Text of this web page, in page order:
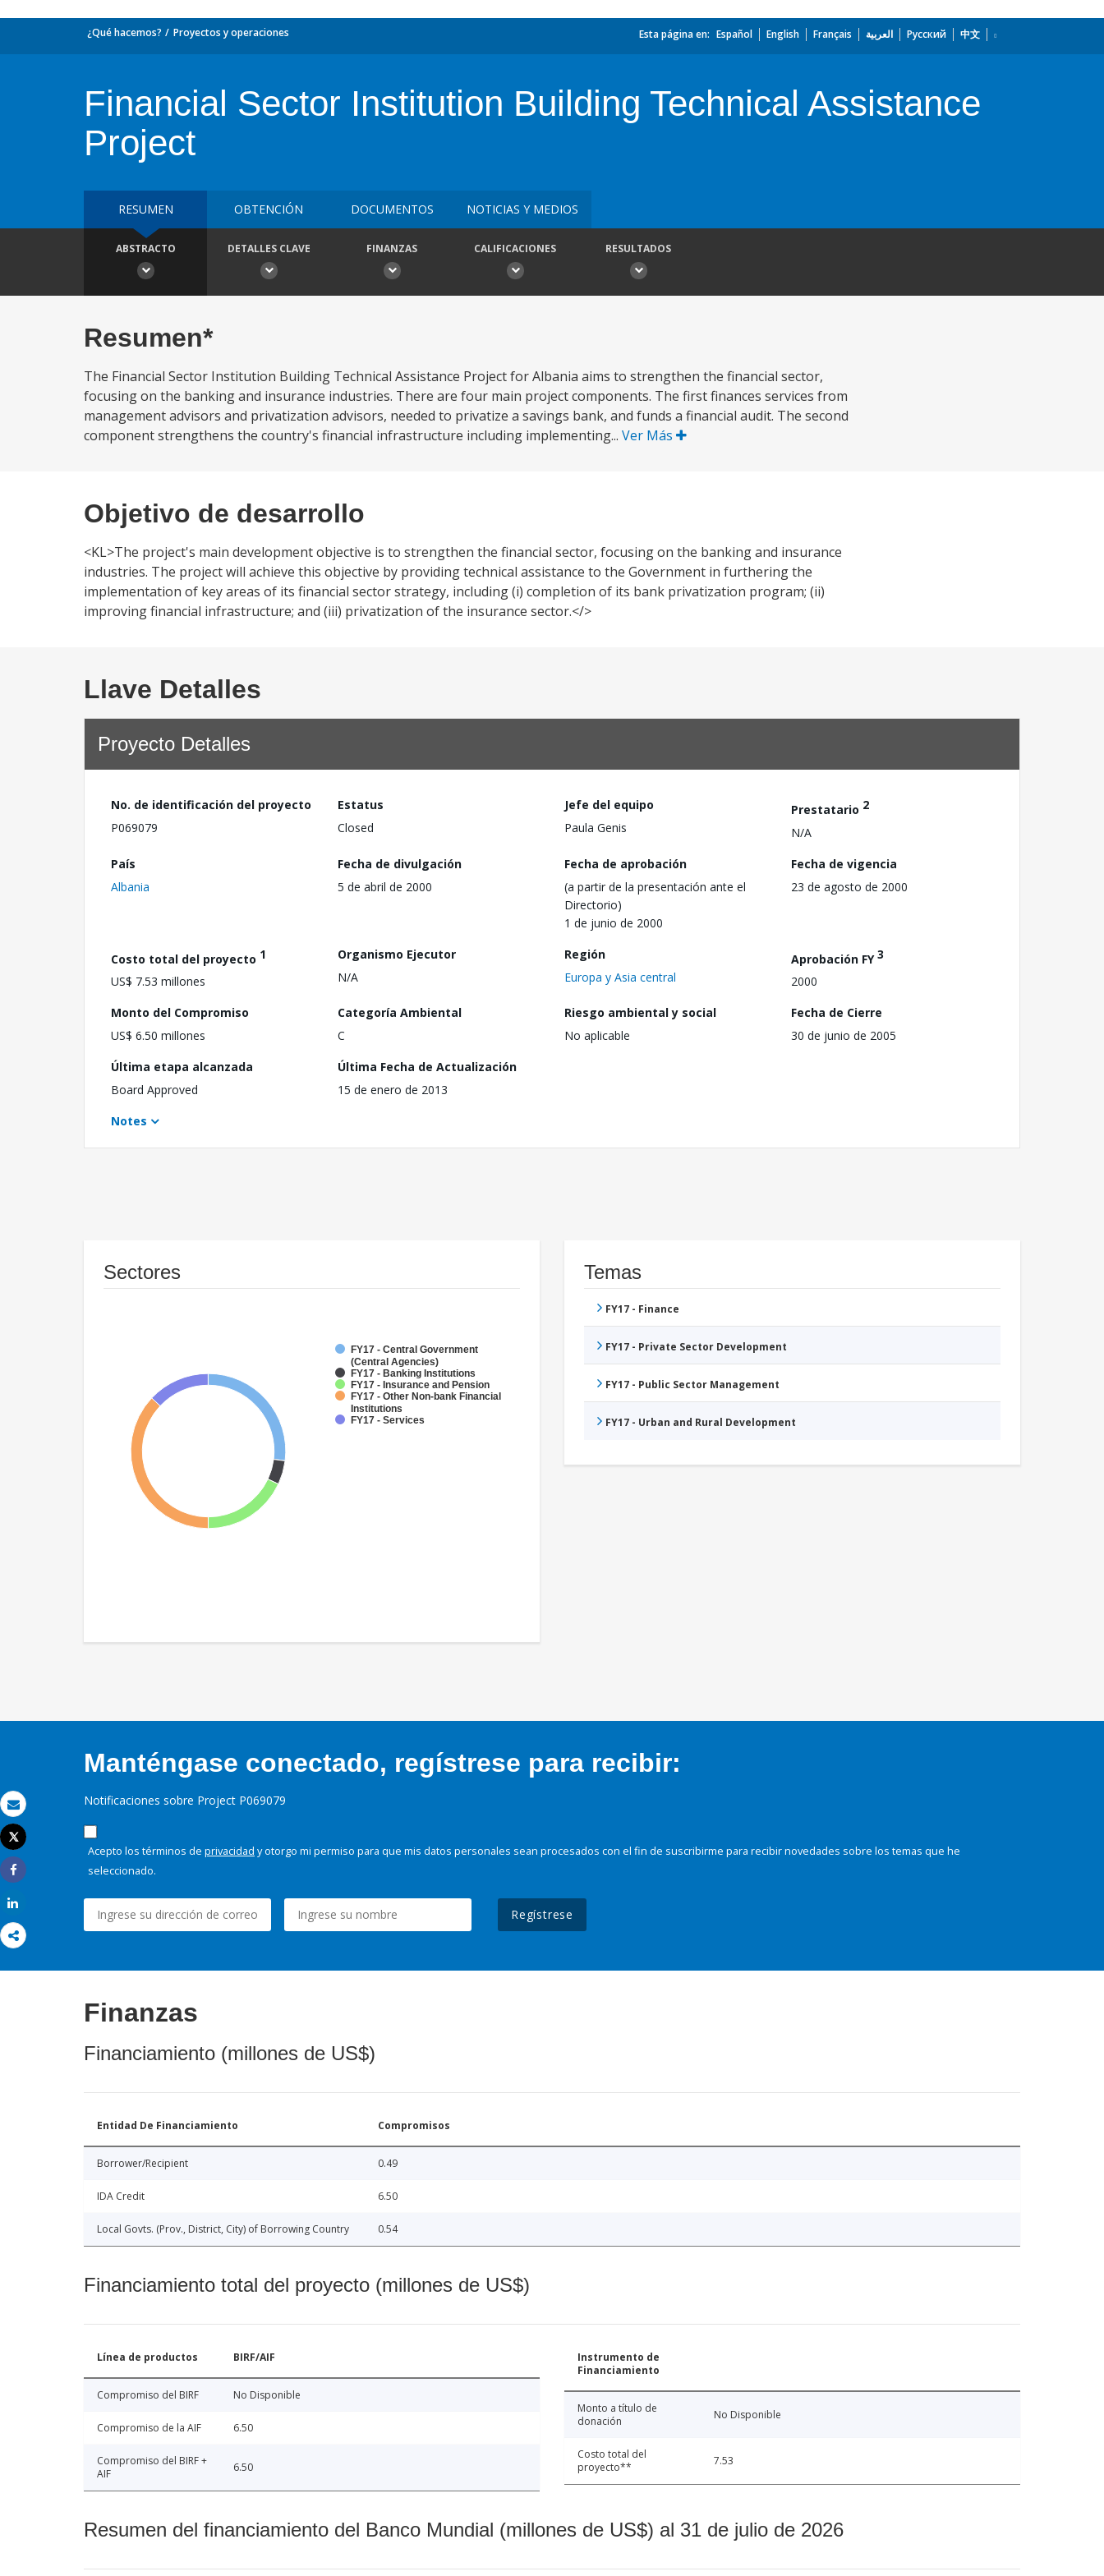
Correo electrónico
Imprimir
Tweet
Share
¿Qué hacemos? Proyectos y operaciones Esta página en: Español English Français العربية Русский 中文
Financial Sector Institution Building Technical Assistance
Project
RESUMEN OBTENCIÓN DOCUMENTOS NOTICIAS Y MEDIOS
ABSTRACTO DETALLES CLAVE FINANZAS CALIFICACIONES RESULTADOS
Resumen*
The Financial Sector Institution Building Technical Assistance Project for Albania aims to strengthen the financial sector,
focusing on the banking and insurance industries. There are four main project components. The first finances services from
management advisors and privatization advisors, needed to privatize a savings bank, and funds a financial audit. The second
component strengthens the country's financial infrastructure including implementing... Ver Más
Objetivo de desarrollo
<KL>The project's main development objective is to strengthen the financial sector, focusing on the banking and insurance
industries. The project will achieve this objective by providing technical assistance to the Government in furthering the
implementation of key areas of its financial sector strategy, including (i) completion of its bank privatization program; (ii)
improving financial infrastructure; and (iii) privatization of the insurance sector.</>
Llave Detalles
Proyecto Detalles
No. de identificación del proyecto
P069079
Estatus
Closed
Jefe del equipo
Paula Genis
Prestatario 2
N/A
País
Albania
Fecha de divulgación
5 de abril de 2000
Fecha de aprobación
(a partir de la presentación ante el
Directorio)
1 de junio de 2000
Fecha de vigencia
23 de agosto de 2000
Costo total del proyecto 1
US$ 7.53 millones
Organismo Ejecutor
N/A
Región
Europa y Asia central
Aprobación FY3
2000
Monto del Compromiso
US$ 6.50 millones
Categoría Ambiental
C
Riesgo ambiental y social
No aplicable
Fecha de Cierre
30 de junio de 2005
Última etapa alcanzada
Board Approved
Última Fecha de Actualización
15 de enero de 2013
Notes
Sectores
FY17 - Central Government
(Central Agencies)
FY17 - Banking Institutions
FY17 - Insurance and Pension
FY17 - Other Non-bank Financial
Institutions
FY17 - Services
Temas
FY17 - Finance
FY17 - Private Sector Development
FY17 - Public Sector Management
FY17 - Urban and Rural Development
Manténgase conectado, regístrese para recibir:
Notificaciones sobre Project P069079
Acepto los términos de privacidad y otorgo mi permiso para que mis datos personales sean procesados con el fin de suscribirme para recibir novedades sobre los temas que he
seleccionado.
Regístrese
Finanzas
Financiamiento (millones de US$)
Entidad De Financiamiento Compromisos
Borrower/Recipient 0.49
IDA Credit 6.50
Local Govts. (Prov., District, City) of Borrowing Country 0.54
Financiamiento total del proyecto (millones de US$)
Línea de productos BIRF/AIF
Compromiso del BIRF No Disponible
Compromiso de la AIF 6.50
Compromiso del BIRF +
AIF
6.50
Instrumento de
Financiamiento
Monto a título de
donación
No Disponible
Costo total del
proyecto**
7.53
Resumen del financiamiento del Banco Mundial (millones de US$) al 31 de julio de 2026